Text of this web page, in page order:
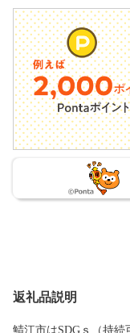
返礼品説明
鯖江市はSDGｓ（持